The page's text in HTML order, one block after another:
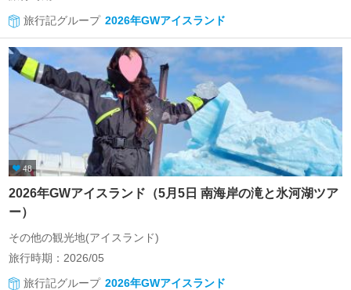
旅行記グループ 2026年GWアイスランド
48
2026年GWアイスランド（5月5日 南海岸の滝と氷河湖ツア
ー）
その他の観光地(アイスランド)
旅行時期：2026/05
旅行記グループ 2026年GWアイスランド